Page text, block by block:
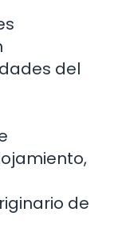
del
de